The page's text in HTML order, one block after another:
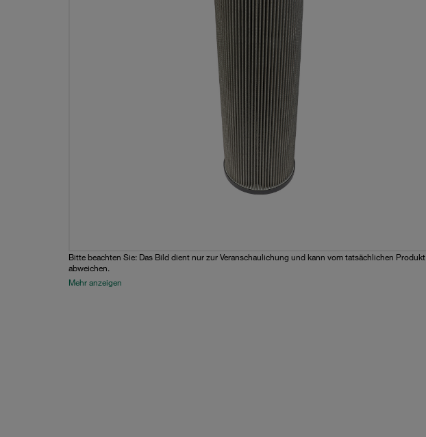
Bitte beachten Sie: Das Bild dient nur zur Veranschaulichung und kann vom tatsächlichen Produkt
abweichen.
Mehr anzeigen